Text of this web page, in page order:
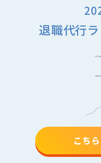
退職代行
こち